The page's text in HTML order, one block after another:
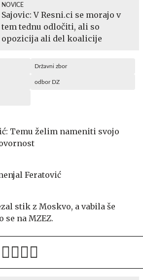
NOVICE
Sajovic: V Resni.ci se morajo v
tem tednu odločiti, ali so
opozicija ali del koalicije
Državni zbor
odbor DZ
Temu želim nameniti svojo
Feratović
stik z Moskvo, a vabila še
se na MZEZ.